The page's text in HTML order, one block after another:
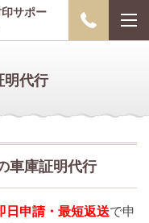
サポー
明代行
車庫証明代行
日申請・最短返送で申